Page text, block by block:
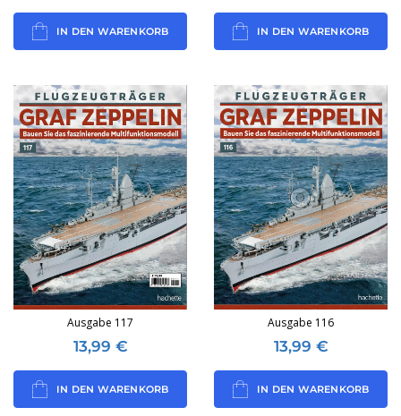
IN DEN WARENKORB IN DEN WARENKORB
Ausgabe 117
13,99 €
IN DEN WARENKORB
Ausgabe 116
13,99 €
IN DEN WARENKORB